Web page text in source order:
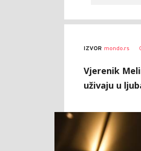
IZVOR mondo.rs
Vjerenik
uživaju u